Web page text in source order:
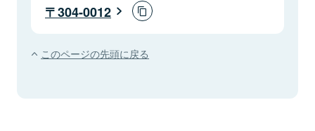
304-0012
このページの先頭に戻る